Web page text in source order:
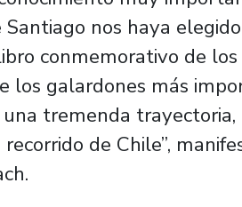
nos haya
conmemorativo de
los galardones más
tremenda trayectoria,
de Chile”,